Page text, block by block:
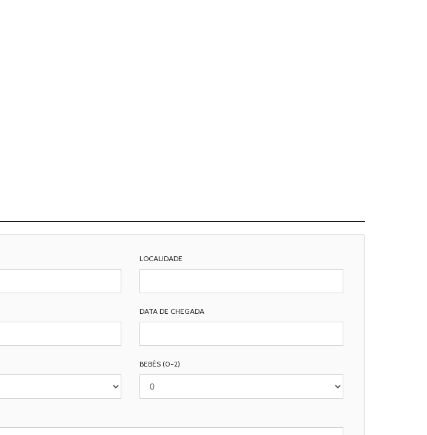
LOCALIDADE
DATA DE CHEGADA
BEBÉS (0-2)